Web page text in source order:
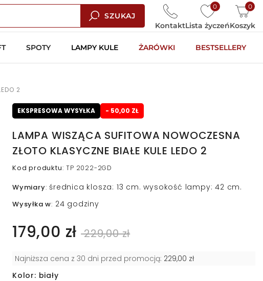
SZUKAJ
0
Lista życzeń
0
Koszyk
Kontakt
SPOTY LAMPY KULE ŻARÓWKI BESTSELLERY
2
EKSPRESOWA WYSYŁKA - 50,00 ZŁ
LAMPA WISZĄCA SUFITOWA NOWOCZESNA
ZŁOTO KLASYCZNE BIAŁE KULE LEDO 2
Kod produktu:TP 2022-2GD
Wymiary: średnica klosza: 13 cm. wysokość lampy: 42 cm.
Wysyłka w: 24 godziny
179,00 zł 229,00 zł
Najniższa cena z 30 dni przed promocją: 229,00 zł
Kolor: biały